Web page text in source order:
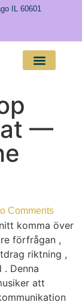
IL 60601
—
Comments
komma över
förfrågan ,
riktning ,
Denna
att